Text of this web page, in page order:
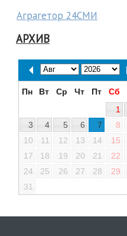
Аграгетор 24СМИ
АРХИВ
Пн Вт Ср Чт Пт Сб
1
3
4 5 6 7 8
10
11 12 13 14 15
17
18 19 20 21 22
24
25 26 27 28 29
31